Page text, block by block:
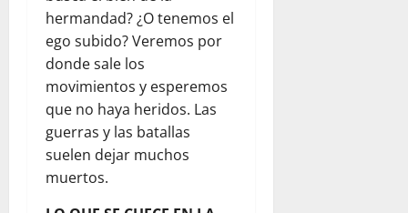
hermandad? ¿O tenemos el
ego subido? Veremos por
donde sale los
movimientos y esperemos
que no haya heridos. Las
guerras y las batallas
suelen dejar muchos
muertos.